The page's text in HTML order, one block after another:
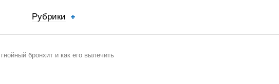
Рубрики
бронхит и как его вылечить